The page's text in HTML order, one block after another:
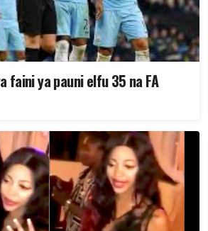
faini ya pauni elfu 35 na FA